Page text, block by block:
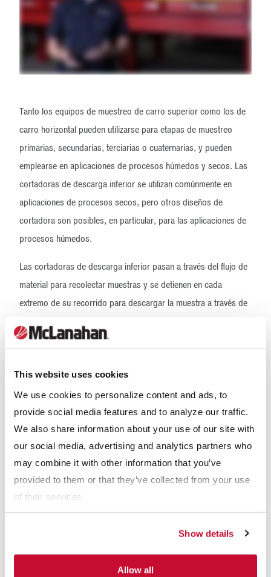
This website uses cookies
We use cookies to personalize content and ads, to
provide social media features and to analyze our traffic.
We also share information about your use of our site with
our social media, advertising and analytics partners who
may combine it with other information that you’ve
provided to them or that they’ve collected from your use
of their services.
Show details
Allow all
Tanto los equipos de muestreo de carro superior como los de
carro horizontal pueden utilizarse para etapas de muestreo
primarias, secundarias, terciarias o cuaternarias, y pueden
emplearse en aplicaciones de procesos húmedos y secos. Las
cortadoras de descarga inferior se utilizan comúnmente en
aplicaciones de procesos secos, pero otros diseños de
cortadora son posibles, en particular, para las aplicaciones de
procesos húmedos.
Las cortadoras de descarga inferior pasan a través del flujo de
material para recolectar muestras y se detienen en cada
extremo de su recorrido para descargar la muestra a través de
tipo de cortadora es la cortadora de desvío. Las cortadoras de
equipo de muestreo o a otra máquina del sistema de muestreo
en la dirección del flujo de material. Las cortadoras de desvío
de tipo cuchara invertida redirigen la muestra en la dirección
opuesta al flujo de material, normalmente a una zona situada
debajo de la zona de la polea de cabeza de la banda
transportadora principal.
Los equipos de muestreo con accionamiento de carro suelen
suponer una menor inversión de capital en comparación con
otros tipos de equipos de muestreo de trayectoria recta, ya
instalación, principalmente porque no incorporan una placa